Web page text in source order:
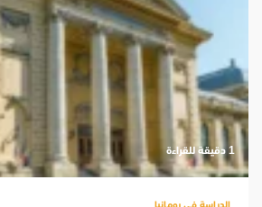
‫1 دقيقة للقراءة
الدراسة في رومانيا